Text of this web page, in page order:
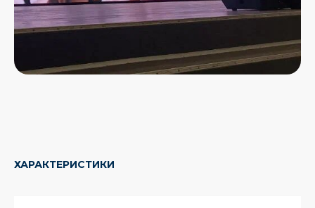
ХАРАКТЕРИСТИКИ